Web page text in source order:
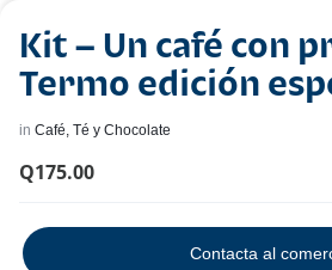
Kit – Un café con
Termo edición
in Café, Té y Chocolate
Q175.00
Contacta al